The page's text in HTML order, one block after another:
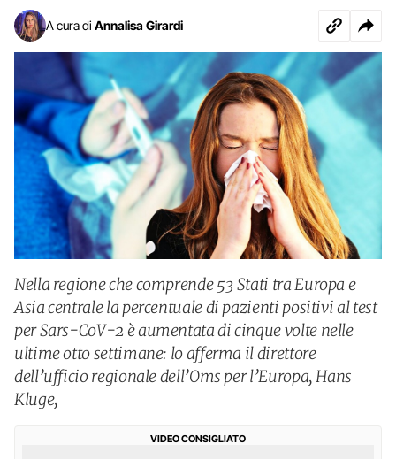
A cura di Annalisa Girardi
Nella regione che comprende 53 Stati tra Europa e
Asia centrale la percentuale di pazienti positivi al test
per Sars-CoV-2 è aumentata di cinque volte nelle
ultime otto settimane: lo afferma il direttore
dell’ufficio regionale dell’Oms per l’Europa, Hans
Kluge,
VIDEO CONSIGLIATO